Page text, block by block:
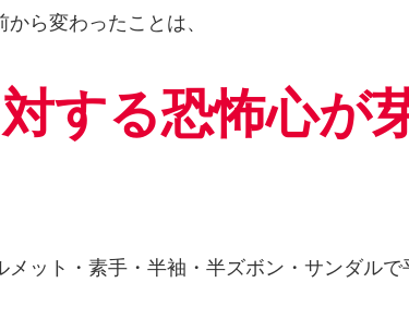
ら変わったことは、
対する恐怖心が
メット・素手・半袖・半ズボン・サンダル